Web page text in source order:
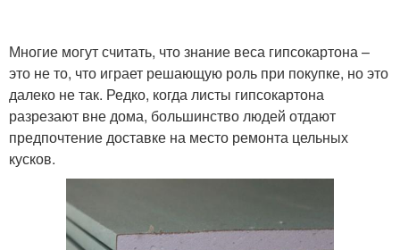
Многие могут считать, что знание веса гипсокартона –
это не то, что играет решающую роль при покупке, но это
далеко не так. Редко, когда листы гипсокартона
разрезают вне дома, большинство людей отдают
предпочтение доставке на место ремонта цельных
кусков.